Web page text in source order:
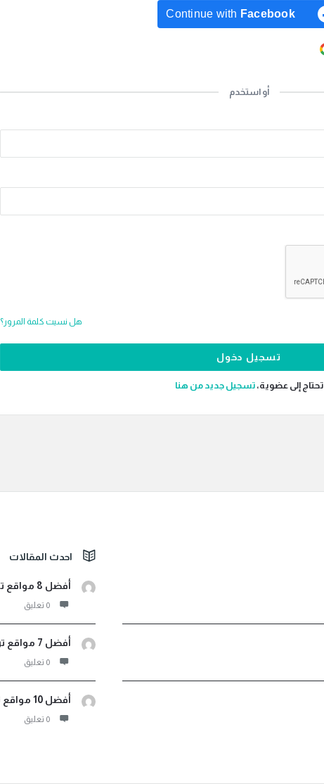
Continue with Facebook
أو استخدم
هل نسيت كلمة المرور؟
تحتاج إلى عضوية،‫تسجيل جديد من هنا
احدث المقالات
أفضل 8 مواقع ترجمة من عربي لأثيوبي صوت ونصوص مجانية
‫0 تعليق
أفضل 7 مواقع ترجمة من عربي إلى اندونيسيا فورية مجانية
‫0 تعليق
أفضل 10 مواقع ترجمة عربي فرنسي لترجمة مجانية احترافية
‫0 تعليق